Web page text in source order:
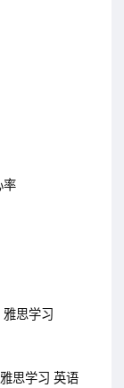
率
雅思学习
雅思学习 英语